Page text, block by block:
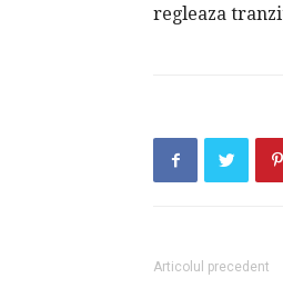
regleaza
Articolul precedent